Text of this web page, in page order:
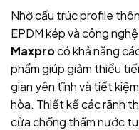
Nhờ cấu trúc profile
EPDM kép và công
Maxprocó khả năng
phẩm giúp giảm thiểu
gian yên tĩnh và tiết
hòa. Thiết kế các rãnh
cửa chống thấm nước